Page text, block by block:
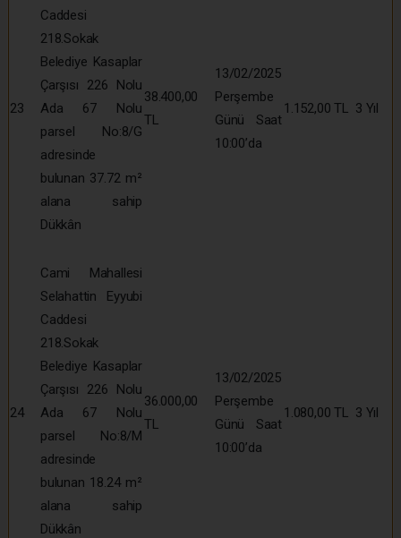
23
Caddesi
218.Sokak
Belediye Kasaplar
Çarşısı 226 Nolu
Ada 67 Nolu
parsel No:8/G
adresinde
bulunan 37.72 m²
alana sahip
Dükkân
38.400,00
TL
13/02/2025
Perşembe
Günü Saat
10:00’da
1.152,00 TL 3 Yıl
24
Cami Mahallesi
Selahattin Eyyubi
Caddesi
218.Sokak
Belediye Kasaplar
Çarşısı 226 Nolu
Ada 67 Nolu
parsel No:8/M
adresinde
bulunan 18.24 m²
alana sahip
Dükkân
36.000,00
TL
13/02/2025
Perşembe
Günü Saat
10:00’da
1.080,00 TL 3 Yıl